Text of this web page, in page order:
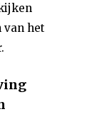
van het